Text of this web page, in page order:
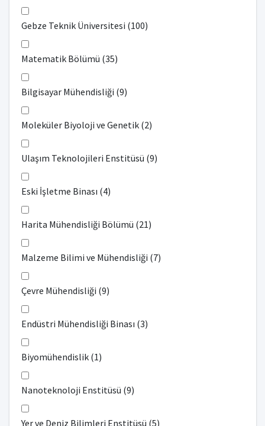
Gebze Teknik Üniversitesi (100)
Matematik Bölümü (35)
Bilgisayar Mühendisliği (9)
Moleküler Biyoloji ve Genetik (2)
Ulaşım Teknolojileri Enstitüsü (9)
Eski İşletme Binası (4)
Harita Mühendisliği Bölümü (21)
Malzeme Bilimi ve Mühendisliği (7)
Çevre Mühendisliği (9)
Endüstri Mühendisliği Binası (3)
Biyomühendislik (1)
Nanoteknoloji Enstitüsü (9)
Yer ve Deniz Bilimleri Enstitüsü (5)